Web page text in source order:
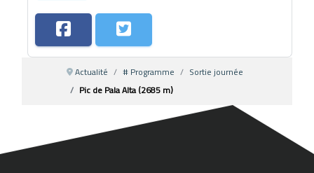
Actualité # Programme
Sortie journée
Pic de Pala Alta (2685 m)